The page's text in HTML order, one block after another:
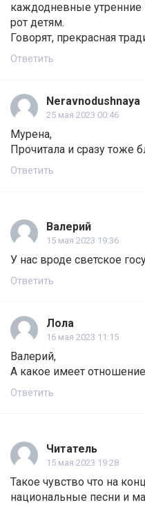
каждодневные утренние
рот детям.
Говорят, прекрасная
Ответить
Neravnodushnaya
25 мая 2023 00:46
Мурена,
Прочитала и сразу тоже
Ответить
Валерий
15 мая 2023 19:36
У нас вроде светское
Ответить
Лола
16 мая 2023 11:15
Валерий,
А какое имеет
Ответить
Читатель
15 мая 2023 19:28
Такое чувство что на
национальные песни и